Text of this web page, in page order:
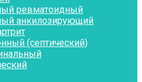
ревматоидный
анкилозирующий
(септический)